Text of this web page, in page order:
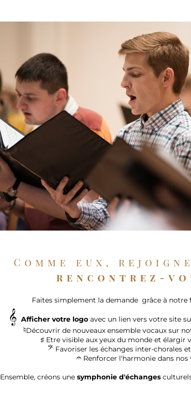
rencontrez-
Faites simplement la demande  grâce à
𝄞 Afficher votre logo avec un lien vers votre site
♮Découvrir de nouveaux ensemble vocaux sur
♯ Etre visible aux yeux du monde et élargir
𝄢 Favoriser les échanges inter-chorales
𝄐 Renforcer l'harmonie dans nos
Ensemble, créons une symphonie d'échanges